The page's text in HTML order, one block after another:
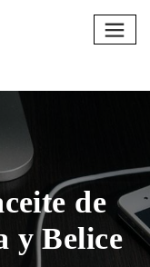
de
y Belice